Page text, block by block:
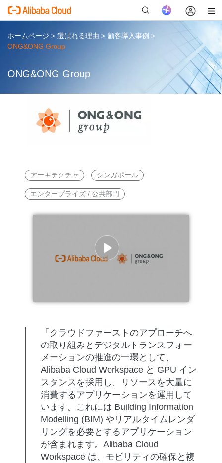
ホームページ > 選ばれる理由 > 顧客導入事例 >
ONG&ONG Group
ONG&ONG Group
アーキテクチャ シンガポール
エンタープライズ / 公共部門
「クラウドファーストのアプローチへ
の取り組みとデジタルトランスフォー
メーションの推進の一環として、
Alibaba Cloud Workspace と GPU イン
スタンスを採用し、リソースを大量に
消費するアプリケーションを運用して
います。これには Building Information
Modelling (BIM) やリアルタイムレンダ
リングを必要とするアプリケーション
が含まれます。Alibaba Cloud
Workspace は、モビリティの確保と複